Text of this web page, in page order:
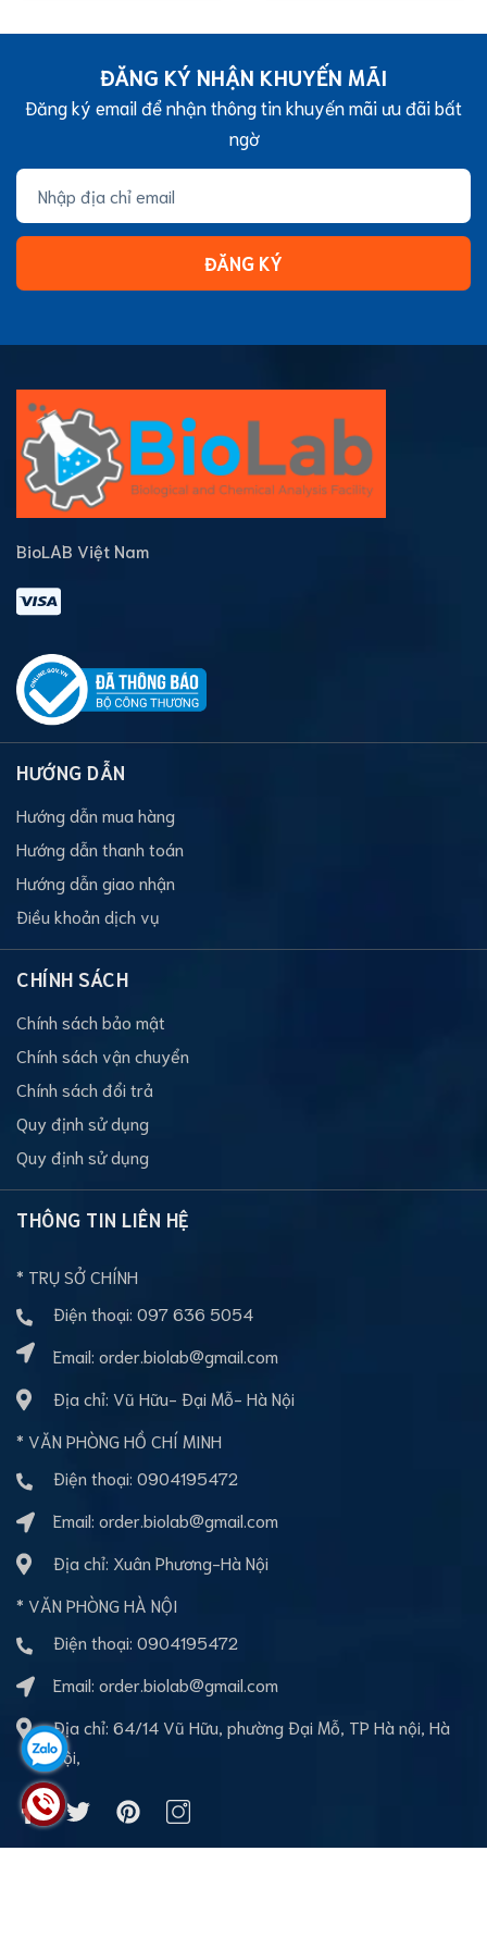
ĐĂNG KÝ NHẬN KHUYẾN MÃI
Đăng ký email để nhận thông tin khuyến mãi ưu đãi bất
ngờ
ĐĂNG KÝ
BioLAB Việt Nam
HƯỚNG DẪN
Hướng dẫn mua hàng
Hướng dẫn thanh toán
Hướng dẫn giao nhận
Điều khoản dịch vụ
CHÍNH SÁCH
Chính sách bảo mật
Chính sách vận chuyển
Chính sách đổi trả
Quy định sử dụng
Quy định sử dụng
THÔNG TIN LIÊN HỆ
* TRỤ SỞ CHÍNH
Điện thoại: 097 636 5054
Email: order.biolab@gmail.com
Địa chỉ: Vũ Hữu- Đại Mỗ- Hà Nội
* VĂN PHÒNG HỒ CHÍ MINH
Điện thoại: 0904195472
Email: order.biolab@gmail.com
Địa chỉ: Xuân Phương-Hà Nội
* VĂN PHÒNG HÀ NỘI
Điện thoại: 0904195472
Email: order.biolab@gmail.com
Địa chỉ: 64/14 Vũ Hữu, phường Đại Mỗ, TP Hà nội, Hà
Nội,